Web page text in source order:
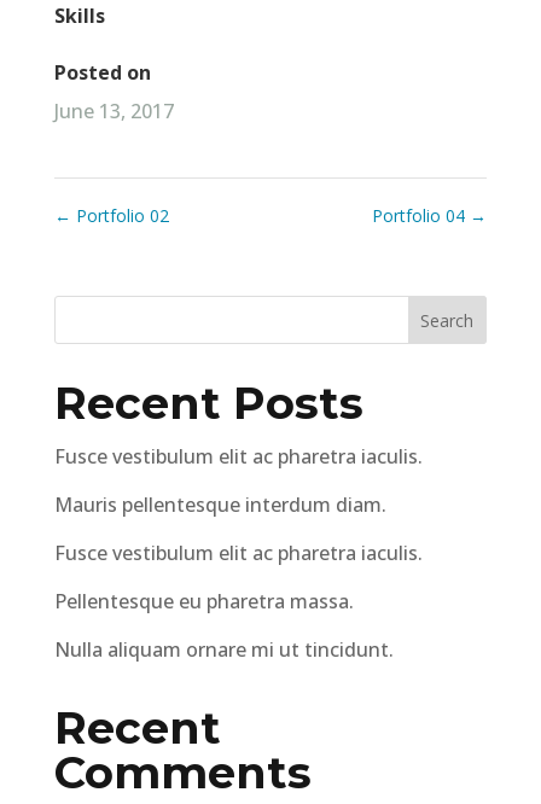
Skills
Posted on
June 13, 2017
← Portfolio 02 Portfolio 04 →
Search
Recent Posts
Fusce vestibulum elit ac pharetra iaculis.
Mauris pellentesque interdum diam.
Fusce vestibulum elit ac pharetra iaculis.
Pellentesque eu pharetra massa.
Nulla aliquam ornare mi ut tincidunt.
Recent
Comments